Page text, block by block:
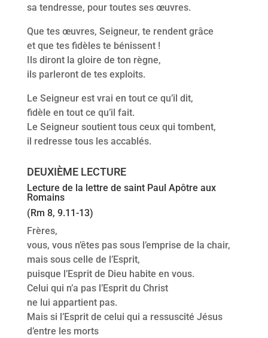
sa tendresse, pour toutes ses œuvres.
Que tes œuvres, Seigneur, te rendent grâce
et que tes fidèles te bénissent !
Ils diront la gloire de ton règne,
ils parleront de tes exploits.
Le Seigneur est vrai en tout ce qu’il dit,
fidèle en tout ce qu’il fait.
Le Seigneur soutient tous ceux qui tombent,
il redresse tous les accablés.
DEUXIÈME LECTURE
Lecture de la lettre de saint Paul Apôtre aux
Romains
(Rm 8, 9.11-13)
Frères,
vous, vous n’êtes pas sous l’emprise de la chair,
mais sous celle de l’Esprit,
puisque l’Esprit de Dieu habite en vous.
Celui qui n’a pas l’Esprit du Christ
ne lui appartient pas.
Mais si l’Esprit de celui qui a ressuscité Jésus
d’entre les morts